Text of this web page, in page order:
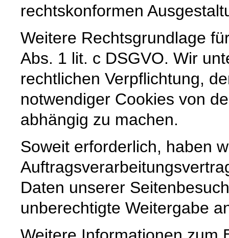
rechtskonformen
Weitere Rechtsgrundlage
Abs. 1 lit. c DSGVO. Wir
rechtlichen Verpflichtung,
notwendiger Cookies von
abhängig zu machen.
Soweit erforderlich, haben
Daten unserer
unberechtigte Weitergabe